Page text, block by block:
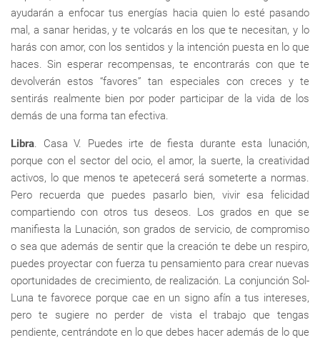
ayudarán a enfocar tus energías hacia quien lo esté pasando
mal, a sanar heridas, y te volcarás en los que te necesitan, y lo
harás con amor, con los sentidos y la intención puesta en lo que
haces. Sin esperar recompensas, te encontrarás con que te
devolverán estos “favores” tan especiales con creces y te
sentirás realmente bien por poder participar de la vida de los
demás de una forma tan efectiva.
Libra. Casa V. Puedes irte de fiesta durante esta lunación,
porque con el sector del ocio, el amor, la suerte, la creatividad
activos, lo que menos te apetecerá será someterte a normas.
Pero recuerda que puedes pasarlo bien, vivir esa felicidad
compartiendo con otros tus deseos. Los grados en que se
manifiesta la Lunación, son grados de servicio, de compromiso
o sea que además de sentir que la creación te debe un respiro,
puedes proyectar con fuerza tu pensamiento para crear nuevas
oportunidades de crecimiento, de realización. La conjunción Sol-
Luna te favorece porque cae en un signo afín a tus intereses,
pero te sugiere no perder de vista el trabajo que tengas
pendiente, centrándote en lo que debes hacer además de lo que